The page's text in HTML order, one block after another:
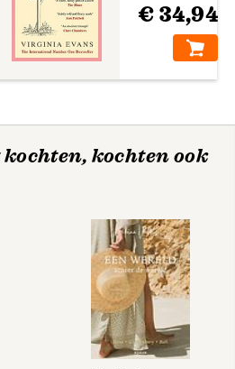
€ 34,94
kochten ook